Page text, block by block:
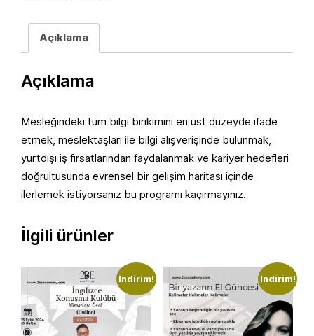
Açıklama
Açıklama
Mesleğindeki tüm bilgi birikimini en üst düzeyde ifade
etmek, meslektaşları ile bilgi alışverişinde bulunmak,
yurtdışı iş fırsatlarından faydalanmak ve kariyer hedefleri
doğrultusunda evrensel bir gelişim haritası içinde
ilerlemek istiyorsanız bu programı kaçırmayınız.
İlgili ürünler
İndirim! İndirim!